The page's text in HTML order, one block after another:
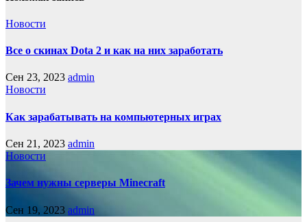
Новости
Все о скинах Dota 2 и как на них заработать
Сен 23, 2023 admin
Новости
Как зарабатывать на компьютерных играх
Сен 21, 2023 admin
Новости
Зачем нужны серверы Minecraft
Сен 19, 2023 admin